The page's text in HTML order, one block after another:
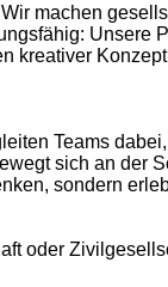
machen
Teams
sich an
sondern
oder